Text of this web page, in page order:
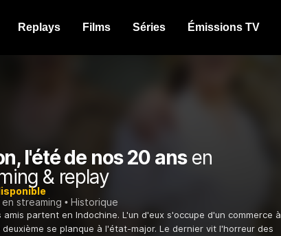
Replays Films Séries Émissions TV
l'été de nos 20 ansen
& replay
streaming
Historique
amis partent en Indochine. L'un d'eux s'occupe d'un commerce à
deuxième se planque à l'état-major. Le dernier vit l'horreur des